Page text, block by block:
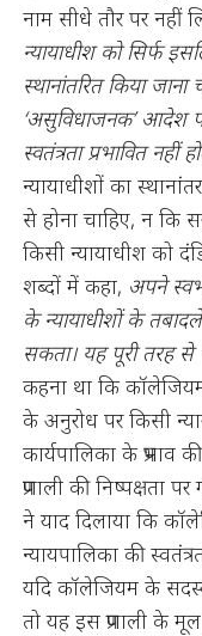
नाम सीधे तौर पर नहीं
न्यायाधीश को सिर्फ
स्थानांतरित किया
‘असुविधाजनक’ आदेश
स्वतंत्रता प्रभावित नहीं
न्यायाधीशों का
से होना चाहिए, न कि
किसी न्यायाधीश को
शब्दों में कहा, अपने
के न्यायाधीशों के
सकता। यह पूरी तरह से
कहना था कि कॉलेजियम
के अनुरोध पर किसी
कार्यपालिका के प्रभाव
प्रणाली की निष्पक्षता
ने याद दिलाया कि
न्यायपालिका की
यदि कॉलेजियम के
तो यह इस प्रणाली के